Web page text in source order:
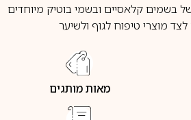
בשמים קלאסיים ובשמי בוטיק מיוחדים
מוצרי טיפוח לגוף ולשיער
מאות מותגים